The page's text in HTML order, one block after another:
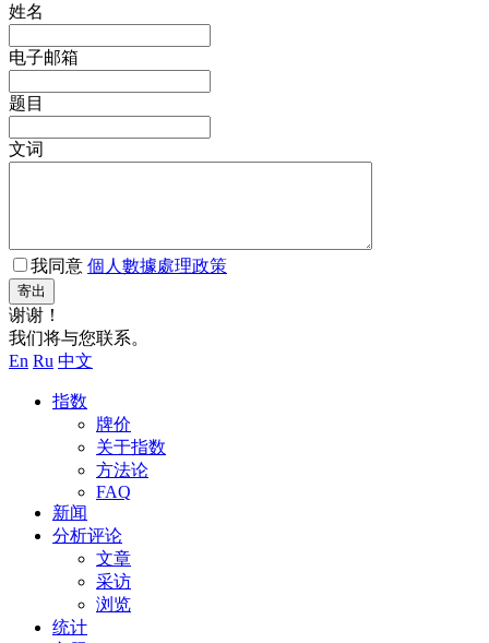
姓名
电子邮箱
题目
文词
我同意 個人數據處理政策
寄出
谢谢！
我们将与您联系。
En Ru 中文
指数
牌价
关于指数
方法论
FAQ
新闻
分析评论
文章
采访
浏览
统计